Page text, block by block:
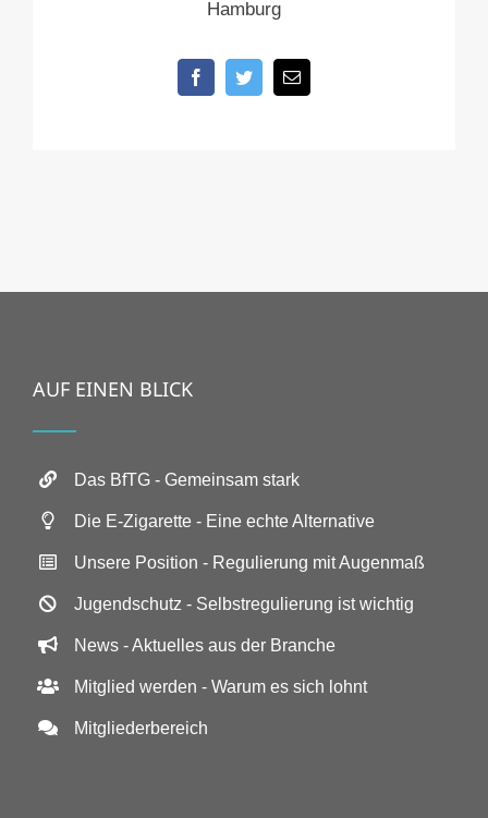
Hamburg
AUF EINEN BLICK
Das BfTG - Gemeinsam stark
Die E-Zigarette - Eine echte Alternative
Unsere Position - Regulierung mit Augenmaß
Jugendschutz - Selbstregulierung ist wichtig
News - Aktuelles aus der Branche
Mitglied werden - Warum es sich lohnt
Mitgliederbereich